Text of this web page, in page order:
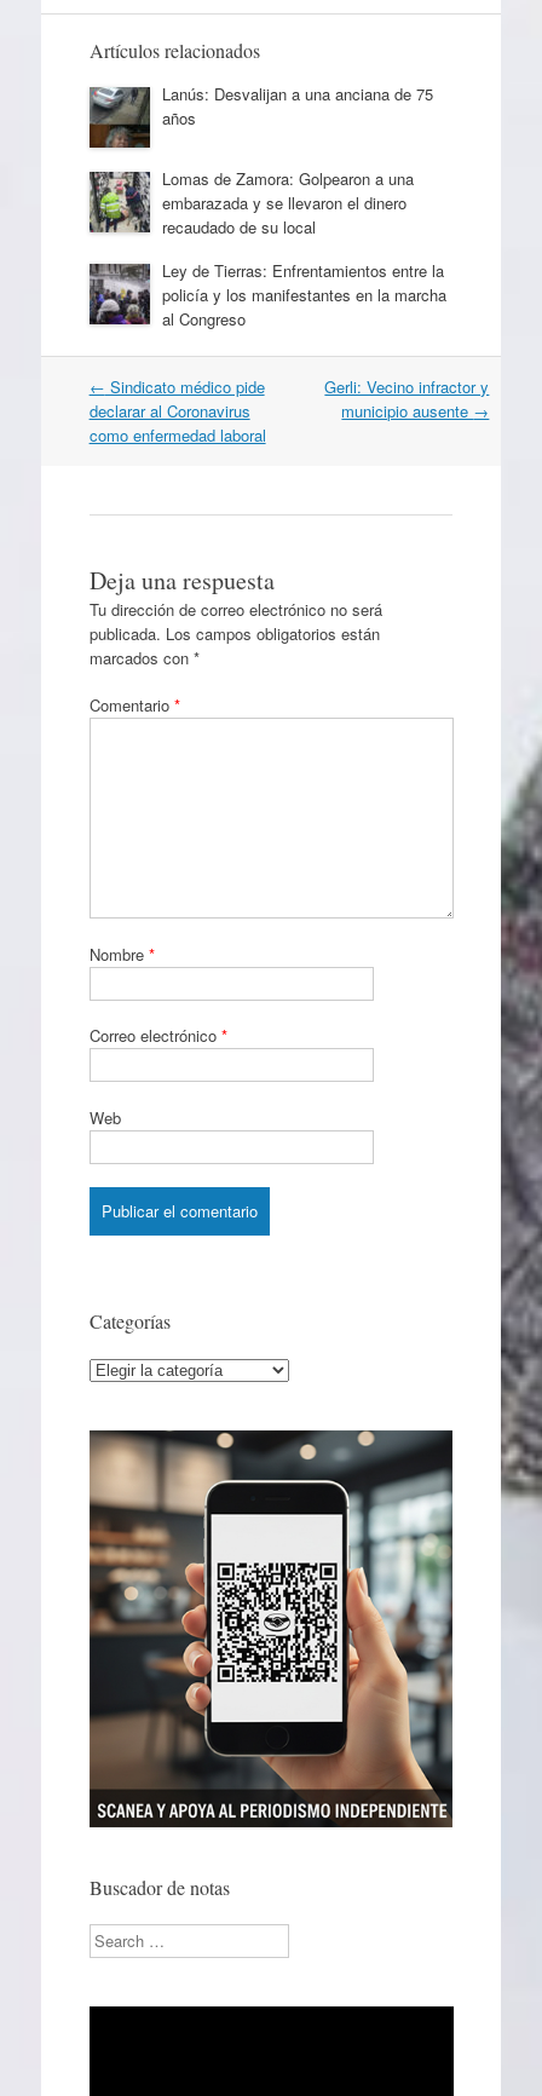
Artículos relacionados
Lanús: Desvalijan a una anciana de 75
años
Lomas de Zamora: Golpearon a una
embarazada y se llevaron el dinero
recaudado de su local
Ley de Tierras: Enfrentamientos entre la
policía y los manifestantes en la marcha
al Congreso
Navegación
por
artículos
← Sindicato médico pide
declarar al Coronavirus
como enfermedad laboral
Gerli: Vecino infractor y
municipio ausente →
Deja una respuesta
Tu dirección de correo electrónico no será
publicada. Los campos obligatorios están
marcados con *
Comentario *
Nombre *
Correo electrónico *
Web
Categorías
Categorías
Buscador de notas
Search